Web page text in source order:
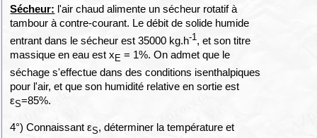
Sécheur: l'air chaud alimente un sécheur rotatif à
tambour à contre-courant. Le débit de solide humide
entrant dans le sécheur est 35000 kg.h-1, et son titre
massique en eau est x E = 1%. On admet que le
séchage s'effectue dans des conditions isenthalpiques
pour l'air, et que son humidité relative en sortie est
εS=85%.
4°) Connaissant εS, déterminer la température et